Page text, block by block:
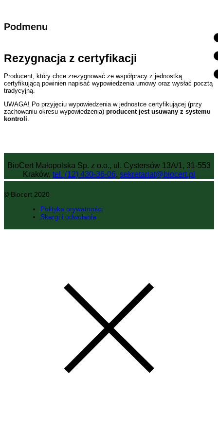
Podmenu
Rezygnacja z certyfikacji
Producent, który chce zrezygnować ze współpracy z jednostką
certyfikującą powinien napisać wypowiedzenia umowy oraz wysłać pocztą
tradycyjną.
UWAGA! Po przyjęciu wypowiedzenia w jednostce certyfikującej (przy
zachowaniu okresu wypowiedzenia) producent jest usuwany z systemu
kontroli.
BioCert Małopolska Sp. z o.o., ul. Cystersów 13A/1, 31-553
Kraków, tel. (12) 430-36-06, sekretariat@biocert.pl
© Biocert 2020
Polityka prywatności
Skargi i odwołania